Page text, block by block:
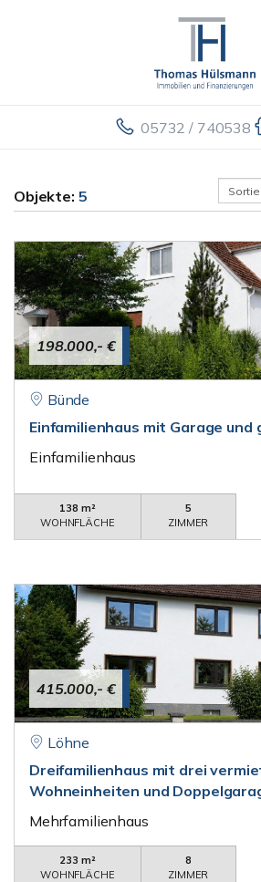
05732 / 740538
Objekte: 5
198.000,- €
Bünde
Einfamilienhaus mit Garage und
Einfamilienhaus
138 m²
WOHNFLÄCHE
5
ZIMMER
415.000,- €
Löhne
Dreifamilienhaus mit drei
Wohneinheiten und
Mehrfamilienhaus
233 m²
WOHNFLÄCHE
8
ZIMMER